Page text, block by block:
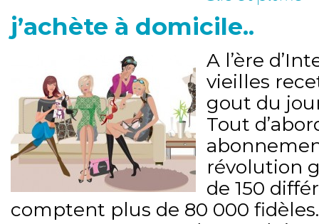
j’achète à domicile..
A l’ère
vieilles
gout du
Tout
révolution
de 150
comptent plus de 80 000 fidèles.